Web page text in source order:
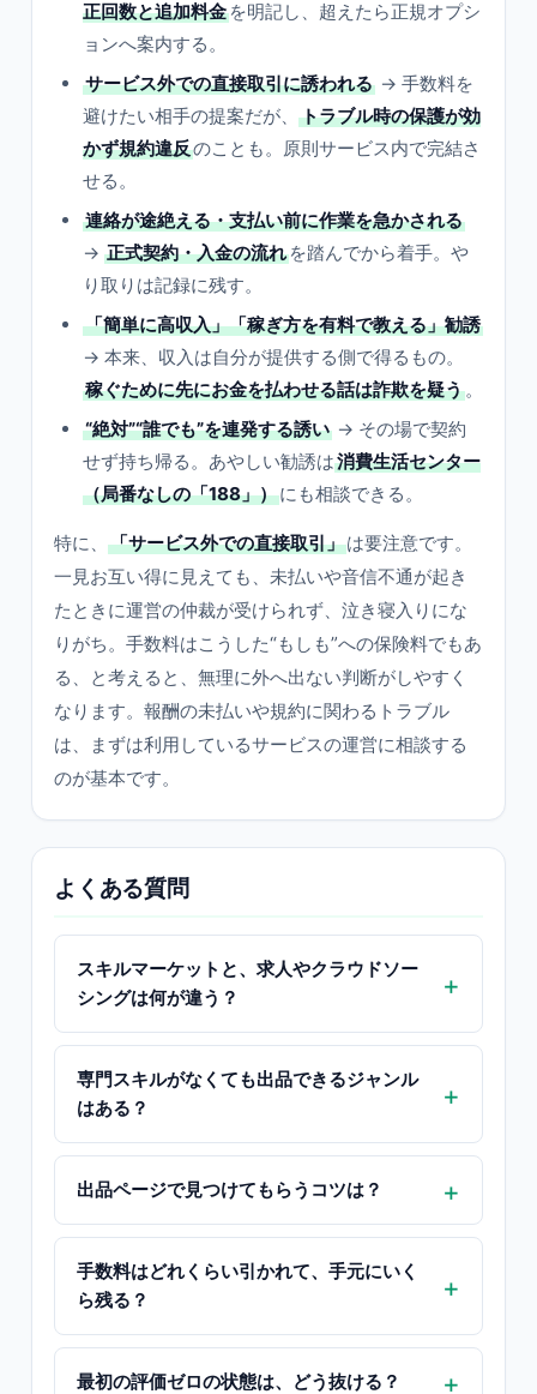
正回数と追加料金 を明記し、超えたら正規オプシ
ョンへ案内する。
サービス外での直接取引に誘われる → 手数料を
避けたい相手の提案だが、
トラブル時の保護が効
かず規約違反のことも。原則サービス内で完結さ
せる。
連絡が途絶える・支払い前に作業を急かされる
→ 正式契約・入金の流れ を踏んでから着手。や
り取りは記録に残す。
「簡単に高収入」「稼ぎ方を有料で教える」勧誘
→ 本来、収入は自分が提供する側で得るもの。
稼ぐために先にお金を払わせる話は詐欺を疑う。
“絶対”“誰でも”を連発する誘い → その場で契約
せず持ち帰る。あやしい勧誘は消費生活センター
（局番なしの「188」）にも相談できる。
特に、 「サービス外での直接取引」は要注意です。
一見お互い得に見えても、未払いや音信不通が起き
たときに運営の仲裁が受けられず、泣き寝入りにな
りがち。手数料はこうした“もしも”への保険料でもあ
る、と考えると、無理に外へ出ない判断がしやすく
なります。報酬の未払いや規約に関わるトラブル
は、まずは利用しているサービスの運営に相談する
のが基本です。
よくある質問
スキルマーケットと、求人やクラウドソー
シングは何が違う？
専門スキルがなくても出品できるジャンル
はある？
出品ページで見つけてもらうコツは？
手数料はどれくらい引かれて、手元にいく
ら残る？
最初の評価ゼロの状態は、どう抜ける？